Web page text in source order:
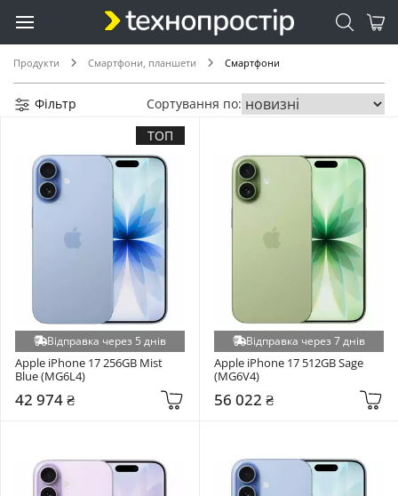
Продукти Смартфони, планшети Смартфони
Фільтр Сортування по:
Відправка через 5 днів
ТОП
Apple iPhone 17 256GB Mist
Blue (MG6L4)
42 974 ₴
Відправка через 7 днів
Apple iPhone 17 512GB Sage
(MG6V4)
56 022 ₴